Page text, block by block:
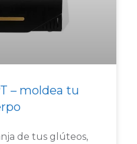
– moldea tu
de tus glúteos,